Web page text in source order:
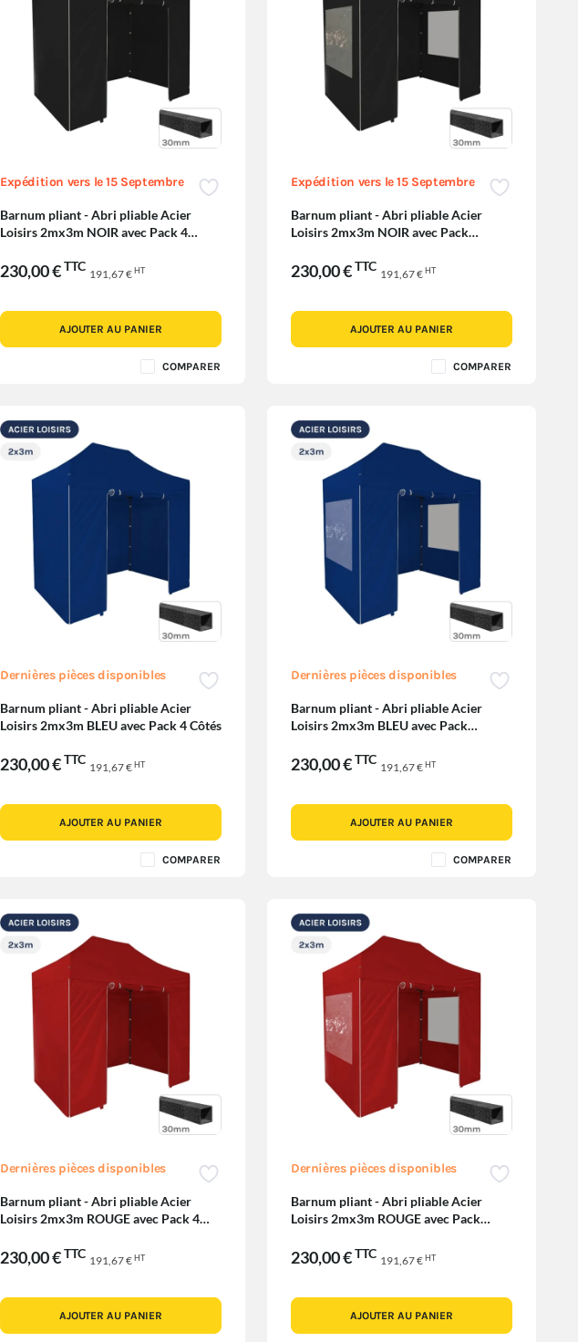
Expédition vers le 15 Septembre
Barnum pliant - Abri pliable Acier
Loisirs 2mx3m NOIR avec Pack 4
230,00 €TTC
191,67 € HT
AJOUTER AU PANIER
COMPARER
Expédition vers le 15 Septembre
Barnum pliant - Abri pliable Acier
Loisirs 2mx3m NOIR avec Pack
230,00 €TTC
191,67 € HT
AJOUTER AU PANIER
COMPARER
Dernières pièces disponibles
Barnum pliant - Abri pliable Acier
Loisirs 2mx3m BLEU avec Pack 4 Côtés
230,00 €TTC
191,67 €HT
AJOUTER AU PANIER
COMPARER
Dernières pièces disponibles
Barnum pliant - Abri pliable Acier
Loisirs 2mx3m BLEU avec Pack
230,00 €TTC
191,67 €HT
AJOUTER AU PANIER
COMPARER
Dernières pièces disponibles
Barnum pliant - Abri pliable Acier
Loisirs 2mx3m ROUGE avec Pack 4
230,00 €TTC
191,67 €HT
AJOUTER AU PANIER
Dernières pièces disponibles
Barnum pliant - Abri pliable Acier
Loisirs 2mx3m ROUGE avec Pack
230,00 €TTC
191,67 €HT
AJOUTER AU PANIER